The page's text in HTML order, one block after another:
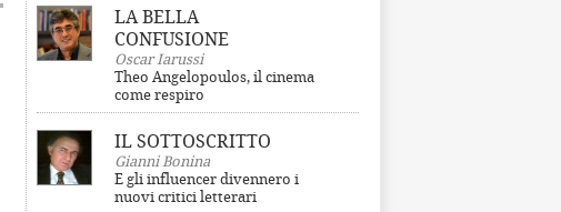
LA BELLA
CONFUSIONE
Oscar Iarussi
Theo Angelopoulos, il cinema
come respiro
IL SOTTOSCRITTO
Gianni Bonina
E gli influencer divennero i
nuovi critici letterari